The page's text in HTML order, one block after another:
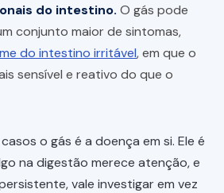
do intestino. O gás pode
conjunto maior de sintomas,
do intestino irritável, em que o
sensível e reativo do que o
o gás é a doença em si. Ele é
na digestão merece atenção, e
vale investigar em vez